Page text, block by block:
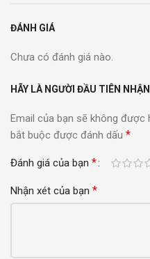
ĐÁNH GIÁ
Chưa có đánh giá nào.
HÃY LÀ NGƯỜI ĐẦU TIÊN
Email của bạn sẽ không được
bắt buộc được đánh dấu *
Đánh giá của bạn *
Nhận xét của bạn *